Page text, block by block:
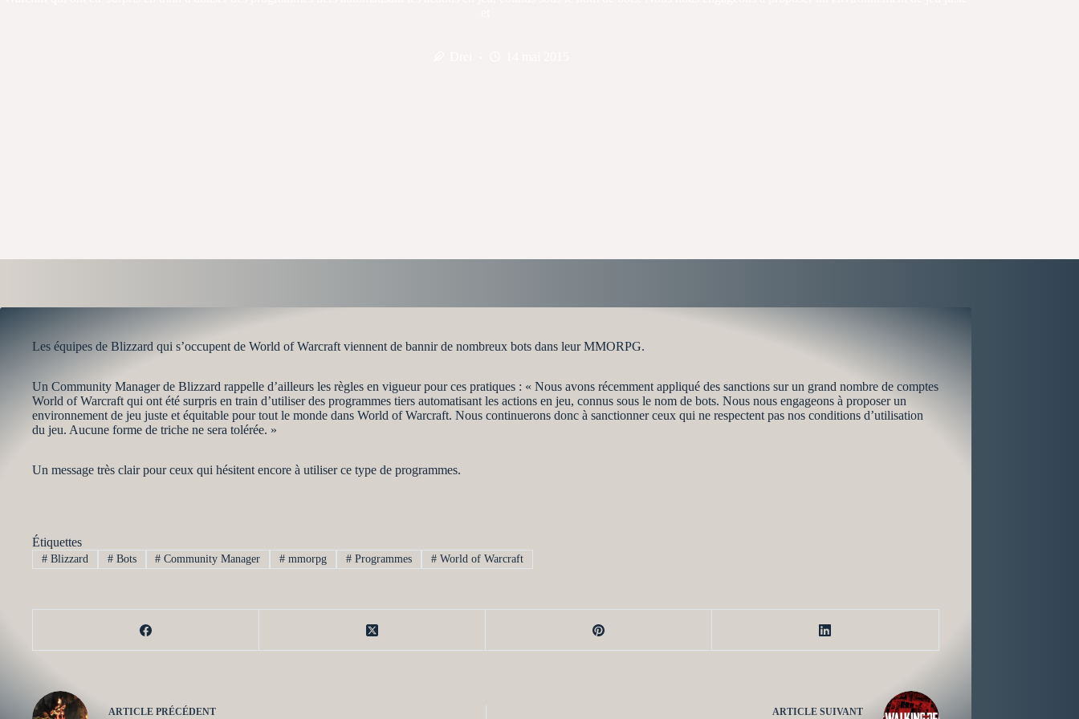
Les équipes de Blizzard qui s’occupent de World of Warcraft viennent de bannir de nombreux bots dans leur MMORPG.
Un Community Manager de Blizzard rappelle d’ailleurs les règles en vigueur pour ces pratiques : « Nous avons récemment appliqué des sanctions sur un grand nombre de comptes
World of Warcraft qui ont été surpris en train d’utiliser des programmes tiers automatisant les actions en jeu, connus sous le nom de bots. Nous nous engageons à proposer un
environnement de jeu juste et équitable pour tout le monde dans World of Warcraft. Nous continuerons donc à sanctionner ceux qui ne respectent pas nos conditions d’utilisation
du jeu. Aucune forme de triche ne sera tolérée. »
Un message très clair pour ceux qui hésitent encore à utiliser ce type de programmes.
Étiquettes
#Blizzard #Bots # Community Manager # mmorpg # Programmes #World of Warcraft
ARTICLE PRÉCÉDENT ARTICLESUIVANT